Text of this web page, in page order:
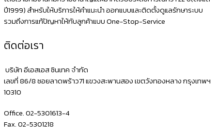
ปี1999) สำหรับให้บริการให้คำแนะนำ ออกแบบและติดตั้งดูแลรักษาระบบ
รวมถึงการแก้ปัญหาให้กับลูกค้าแบบ One-Stop-Service
ติดต่อเรา
บริษัท อีเอสเอส ซินเทค จำกัด
เลขที่ 86/8 ซอยลาดพร้าว71 แขวงสะพานสอง เขตวังทองหลาง กรุงเทพฯ
10310
Office. 02-5301613-4
Fax. 02-5301218